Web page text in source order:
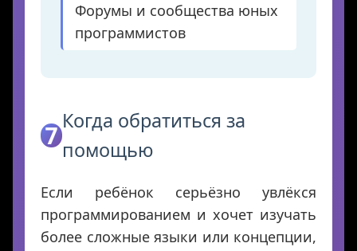
Форумы и сообщества юных
программистов
7 Когда обратиться за
помощью
Если ребёнок серьёзно увлёкся
программированием и хочет изучать
более сложные языки или концепции,